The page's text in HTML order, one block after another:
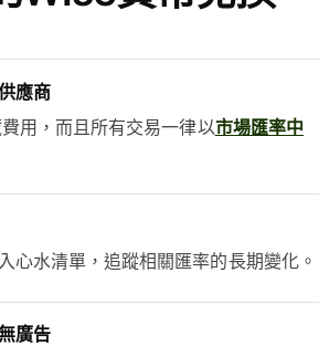
應商
用，而且所有交易一律以市場匯率中
心水清單，追蹤相關匯率的長期變化。
廣告